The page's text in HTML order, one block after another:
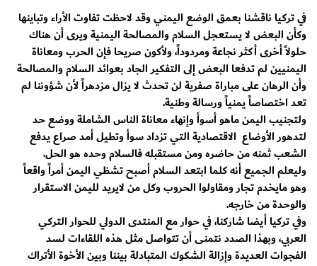
في تركيا ناقشنا بعمق الوضع اليمني وقد لاحظت تفاوت الأراء وتباينها
وكأن البعض لا يستعجل السلام والمصالحة اليمنية ويرى أن هناك
حلولاً أخرى أكثر نجاعة ومردوداً، ولأكون صريحا فإن الحرب ومعاناة
اليمنيين لم تدفعا البعض إلى التفكير الجاد بعوائد السلام والمصالحة
وأن الرهان على مباراة صفرية لن تحدث لا يزال مزدهراً لأن شؤوننا لم
تعد اختصاصاً يمنياً ورسالة وطنية.
ولتجنيب اليمن ماهو أسوأ وإنهاء معاناة الناس الشاملة ووضع حد
لتدهور الأوضاع الاقتصادية التي تزداد سوأ وتطيل أمد صراع يدفع
الشعب ثمنه من حاضره ومن مستقبله فالسلام وحده هو الحل.
وليعلم الجميع أنه كلما ابتعد السلام أصبح تشظي اليمن أمراً واقعاً
وهو مايخدم تجار ومقاولوا الحروب وكل من لايريد لليمن الاستقرار
والوحدة من خارجه.
وفي تركيا أيضا شاركنا، في حوار مع المنتدى الدولي للحوار التركي
العربي، وبهذا الصدد نتمنى أن تتواصل مثل هذه اللقاءات لسد
الفجوات العديدة وإزالة الشكوك المتبادلة بيننا وبين الأخوة الأتراك